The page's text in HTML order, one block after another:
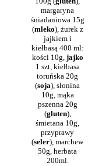
margaryna
śniadaniowa 15g
(mleko), żurek z
jajkiem i
kiełbasą 400 ml:
kości 10g, jajko
1 szt, kiełbasa
toruńska 20g
(soja), słonina
10g, mąka
pszenna 20g
(gluten),
śmietana 10g,
przyprawy
(seler), marchew
50g, herbata
200ml.